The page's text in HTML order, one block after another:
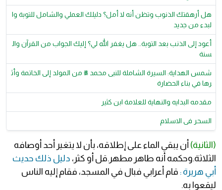
هل أرهقتك الذنوب وتظن أنه لا أمل؟ دليلك العملي والشامل للتوبة وا
لبدء من جديد
أعود إلى الذنب بعد التوبة.. هل يغفر الله لي؟ إليك الجواب من القرآن وال
سنة
شمس الهداية: السيرة الشاملة للنبى محمد ﷺ من المولد إلى الخاتمة وأث
رها في بناء الحضارة
مقدمه البدايه والنهاية للعلامة ابن كثير
السحر فى الاسلام
(الثانية) أن يبقي الماء على إطلاقه، بأن لا يتغير أحد أوصافه
الثلاثة.وحكمه أنه طاهر مطهر.قل أو كثر، دليل ذلك حديث
أبي هريرة : قام أعرابي فبال في المسجد، فقام إليه الناس
ليقعوا به.